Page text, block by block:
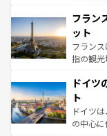
なお、
しい。
文化が
れる闘
る。首
アート
せる。
ンテンツ
フラン
ット
フラン
指の観
で、幅
聖堂、
から魅
れ、フ
ドイツ
ト
ドイツ
の中心